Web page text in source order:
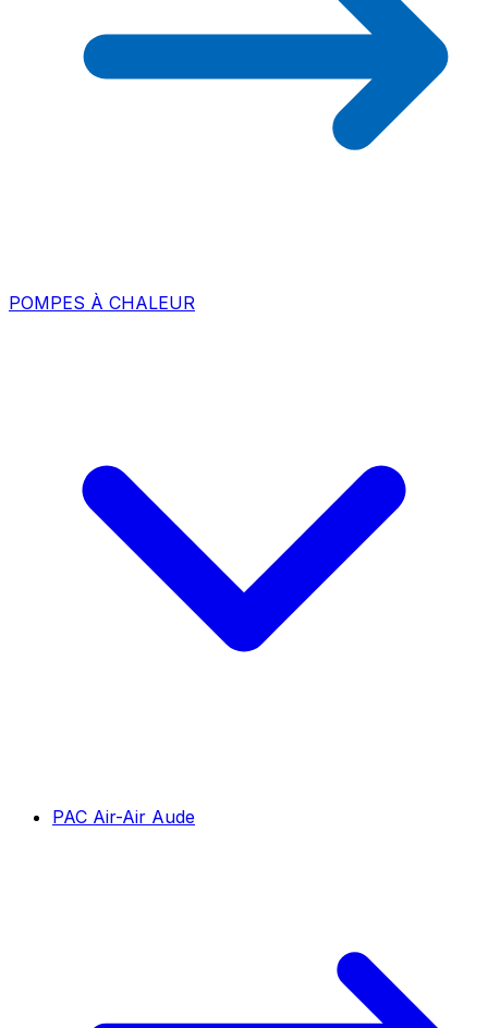
POMPES À CHALEUR
PAC Air-Air Aude